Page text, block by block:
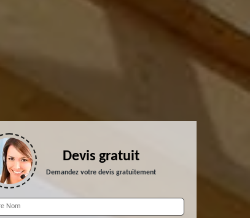
Devis gratuit
Demandez votre devis gratuitement